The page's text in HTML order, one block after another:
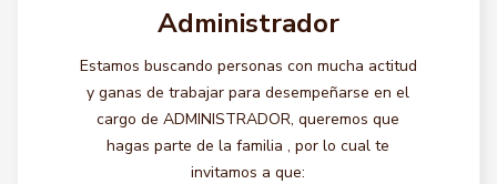
Administrador
Estamos buscando personas con mucha actitud
y ganas de trabajar para desempeñarse en el
cargo de ADMINISTRADOR, queremos que
hagas parte de la familia , por lo cual te
invitamos a que: